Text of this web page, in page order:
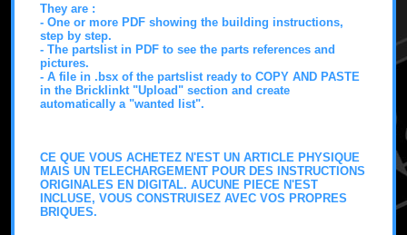
They are :
- One or more PDF showing the building instructions,
step by step.
- The partslist in PDF to see the parts references and
pictures.
- A file in .bsx of the partslist ready to COPY AND PASTE
in the Bricklinkt "Upload" section and create
automatically a "wanted list".
CE QUE VOUS ACHETEZ N'EST UN ARTICLE PHYSIQUE
MAIS UN TELECHARGEMENT POUR DES INSTRUCTIONS
ORIGINALES EN DIGITAL. AUCUNE PIECE N'EST
INCLUSE, VOUS CONSTRUISEZ AVEC VOS PROPRES
BRIQUES.